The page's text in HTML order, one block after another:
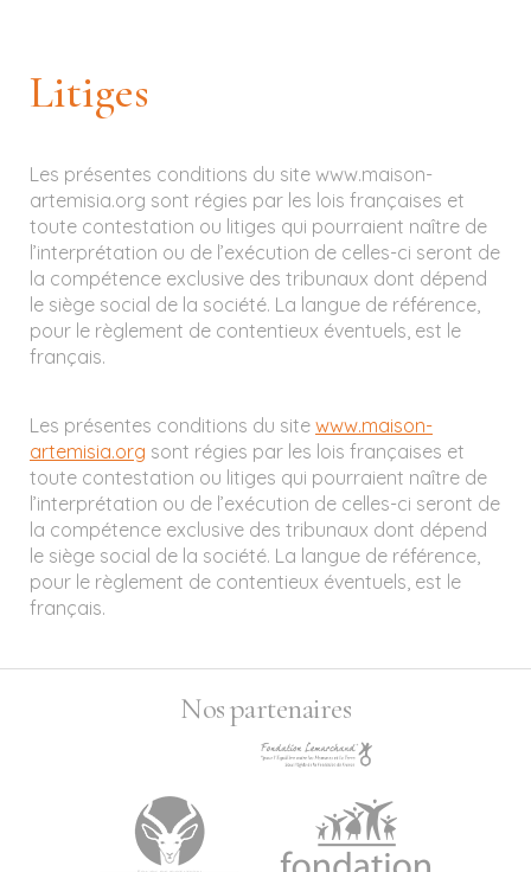
Litiges
Les présentes conditions du site www.maison-
artemisia.org sont régies par les lois françaises et
toute contestation ou litiges qui pourraient naître de
l’interprétation ou de l’exécution de celles-ci seront de
la compétence exclusive des tribunaux dont dépend
le siège social de la société. La langue de référence,
pour le règlement de contentieux éventuels, est le
français.
Les présentes conditions du site www.maison-
artemisia.org sont régies par les lois françaises et
toute contestation ou litiges qui pourraient naître de
l’interprétation ou de l’exécution de celles-ci seront de
la compétence exclusive des tribunaux dont dépend
le siège social de la société. La langue de référence,
pour le règlement de contentieux éventuels, est le
français.
Nos partenaires